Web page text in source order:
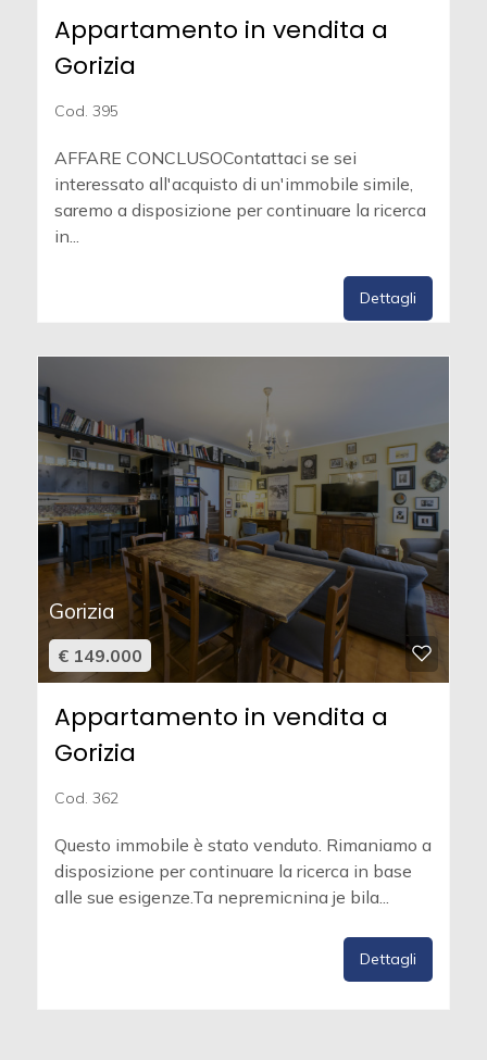
Appartamento in vendita a
Gorizia
Cod. 395
AFFARE CONCLUSOContattaci se sei
interessato all'acquisto di un'immobile simile,
saremo a disposizione per continuare la ricerca
in...
Dettagli
Gorizia
€ 149.000
Appartamento in vendita a
Gorizia
Cod. 362
Questo immobile è stato venduto. Rimaniamo a
disposizione per continuare la ricerca in base
alle sue esigenze.Ta nepremicnina je bila...
Dettagli